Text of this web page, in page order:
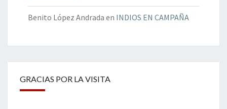
Benito López Andrada en INDIOS EN CAMPAÑA
GRACIAS POR LA VISITA